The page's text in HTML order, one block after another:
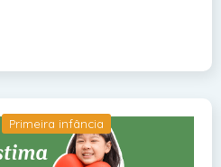
Primeira infância